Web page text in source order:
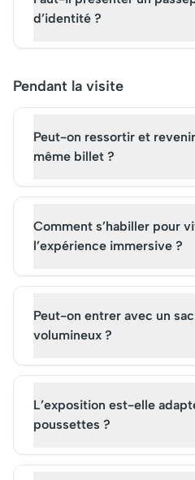
d’identité ?
Pendant la visite
Peut-on ressortir et
même billet ?
Comment s’habiller pour
l’expérience immersive ?
Peut-on entrer avec un
volumineux ?
L’exposition est-elle
poussettes ?